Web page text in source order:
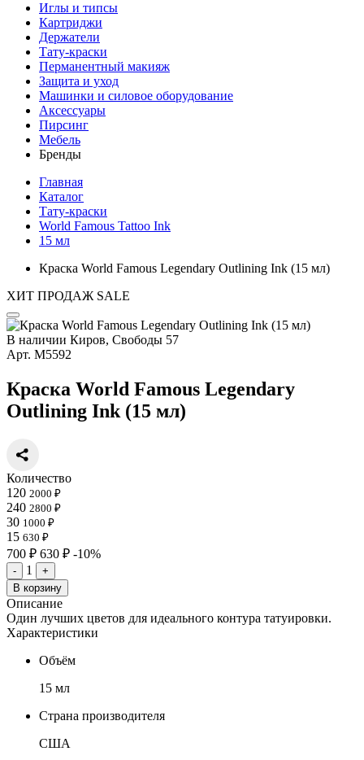
Иглы и типсы
Картриджи
Держатели
Тату-краски
Перманентный макияж
Защита и уход
Машинки и силовое оборудование
Аксессуары
Пирсинг
Мебель
Бренды
Главная
Каталог
Тату-краски
World Famous Tattoo Ink
15 мл
Краска World Famous Legendary Outlining Ink (15 мл)
ХИТ ПРОДАЖ SALE
В наличии Киров, Свободы 57
Арт. М5592
Краска World Famous Legendary
Outlining Ink (15 мл)
Количество
120 2000 ₽
240 2800 ₽
30 1000 ₽
15 630 ₽
700 ₽ 630 ₽ -10%
- 1
+
В корзину
Описание
Один лучших цветов для идеального контура татуировки.
Характеристики
Объём
15 мл
Страна производителя
США